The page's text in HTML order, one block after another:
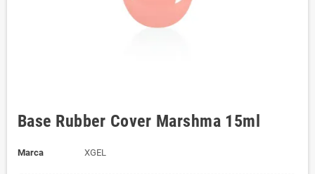
Base Rubber Cover Marshma 15ml
Marca XGEL